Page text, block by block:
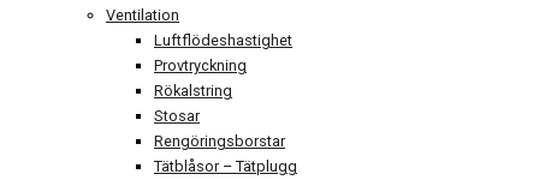
Ventilation
Luftflödeshastighet
Provtryckning
Rökalstring
Stosar
Rengöringsborstar
Tätblåsor – Tätplugg